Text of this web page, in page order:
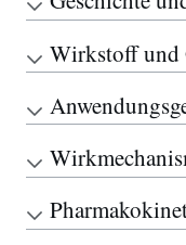
Wirkstoff und